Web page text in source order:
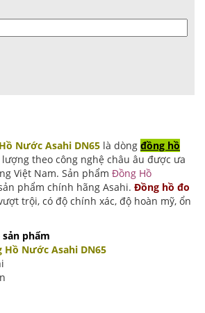
Nước Asahi DN65 là dòng đồng hồ
theo công nghệ châu âu được ưa
Việt Nam. Sản phẩm Đồng Hồ
phẩm chính hãng Asahi. Đồng hồ đo
trội, có độ chính xác, độ hoàn mỹ, ổn
phẩm
Hồ Nước Asahi DN65